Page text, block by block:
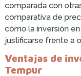
comparada con
comparativa de
cómo la inversión
justificarse frente a
Ventajas de
Tempur